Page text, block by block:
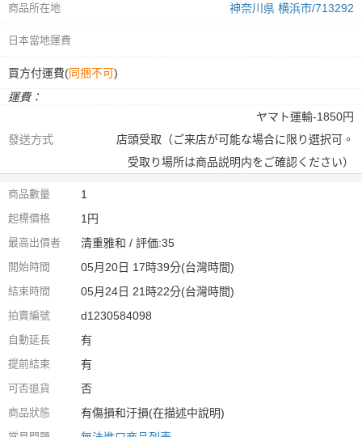
商品所在地 神奈川県 横浜市/713292
日本當地運費
買方付運費(同捆不可)
運費：
發送方式
ヤマト運輸-1850円
店頭受取（ご来店が可能な場合に限り選択可。
受取り場所は商品説明内をご確認ください）
商品數量 1
起標價格 1円
最高出價者 清重雅和 / 評価:35
開始時間 05月20日 17時39分(台灣時間)
結束時間 05月24日 21時22分(台灣時間)
拍賣編號 d1230584098
自動延長 有
提前結束 有
可否退貨 否
商品狀態 有傷損和汙損(在描述中說明)